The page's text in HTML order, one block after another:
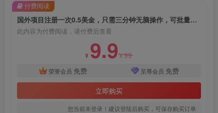
国外项目注册一次0.5美金，只需三分钟无脑操作，可批量同时放大操作，小白工作室福利【揭秘】
此内容为付费阅读，请付费后查看
¥ 9.9¥99
荣誉会员 免费 至尊会员 免费
立即购买
您当前未登录！建议登陆后购买，可保存购买订单
付费阅读